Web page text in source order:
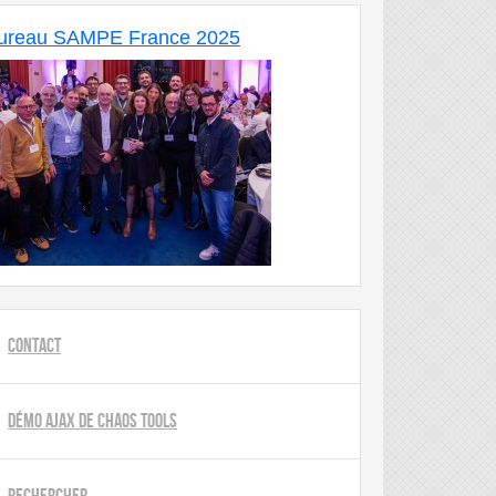
SAMPE France 2025
Contact
Démo AJAX de Chaos Tools